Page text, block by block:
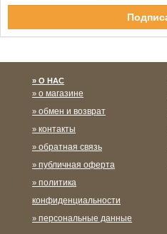
О НАС
о магазине
обмен и возврат
контакты
обратная связь
публичная оферта
политика
конфиденциальности
персональные данные